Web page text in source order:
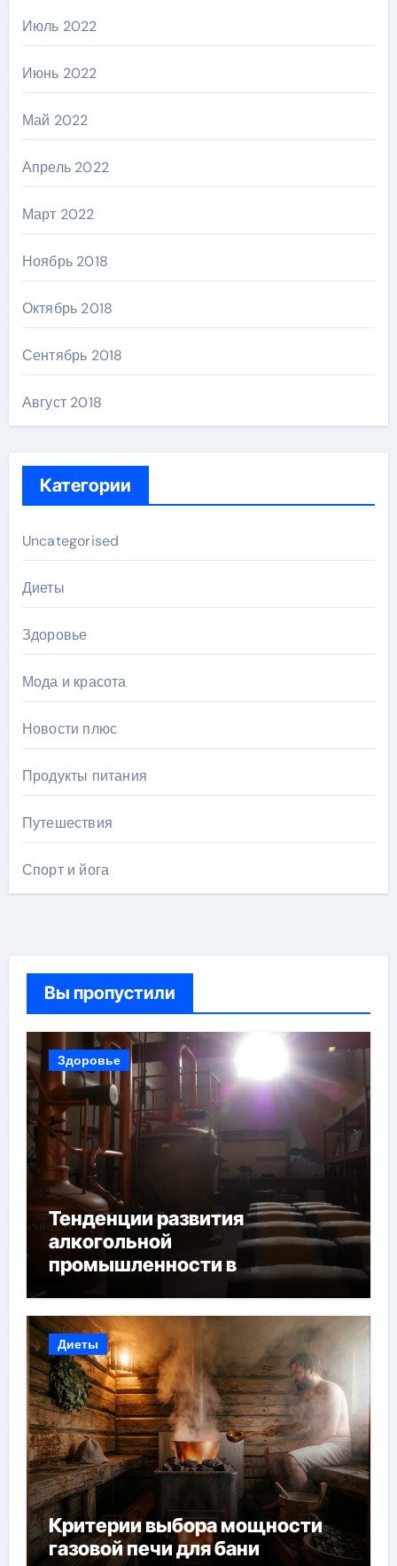
Июль 2022
Июнь 2022
Май 2022
Апрель 2022
Март 2022
Ноябрь 2018
Октябрь 2018
Сентябрь 2018
Август 2018
Категории
Uncategorised
Диеты
Здоровье
Мода и красота
Новости плюс
Продукты питания
Путешествия
Спорт и йога
Вы пропустили
Здоровье
Тенденции развития
алкогольной
промышленности в
Диеты
Критерии выбора мощности
газовой печи для бани